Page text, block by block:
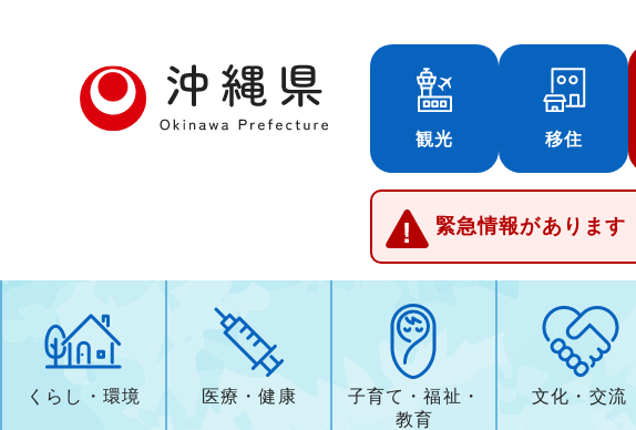
観光 移住
緊急情報があります
くらし・環境 医療・健康
子育て・福祉・
教育
文化・交流